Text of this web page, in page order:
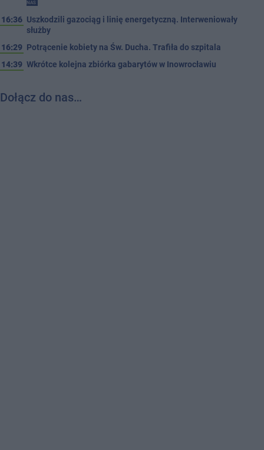
NAS
16:36 Uszkodzili gazociąg i linię energetyczną. Interweniowały
służby
16:29 Potrącenie kobiety na Św. Ducha. Trafiła do szpitala
14:39 Wkrótce kolejna zbiórka gabarytów w Inowrocławiu
Dołącz do nas…